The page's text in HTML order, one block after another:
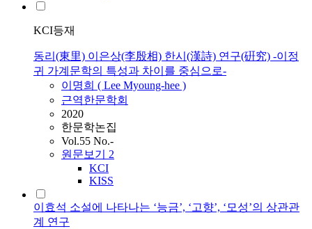
KCI등재
동리(東里) 이은상(李殷相) 한시(漢詩) 연구(硏究) -이정
귀 가계문학의 특성과 차이를 중심으로-
이명희 ( Lee Myoung-hee )
근역한문학회
2020
한문학논집
Vol.55 No.-
원문보기 2
KCI
KISS
이효석 소설에 나타나는 ‘능금’, ‘고향’, ‘모성’의 상관관
계 연구